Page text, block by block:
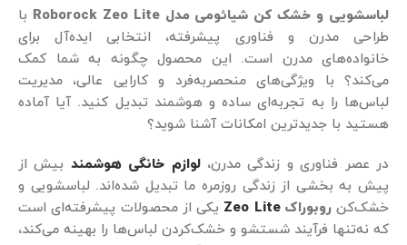
لباسشویی و خشک کن شیائومی مدل Roborock Zeo Lite
با
طراحی مدرن و فناوری پیشرفته، انتخابی ایده‌آل برای
خانواده‌های مدرن است. این محصول چگونه به شما کمک
می‌کند؟ با ویژگی‌های منحصربه‌فرد و کارایی عالی، مدیریت
لباس‌ها را به تجربه‌ای ساده و هوشمند تبدیل کنید. آیا آماده
هستید با جدیدترین امکانات آشنا شوید؟
در عصر فناوری و زندگی مدرن،لوازم خانگی هوشمند بیش از
پیش به بخشی از زندگی روزمره ما تبدیل شده‌اند. لباسشویی و
خشک‌کنروبوراک Zeo Lite
یکی از محصولات پیشرفته‌ای است
که نه‌تنها فرآیند شستشو و خشک‌کردن لباس‌ها را بهینه می‌کند،